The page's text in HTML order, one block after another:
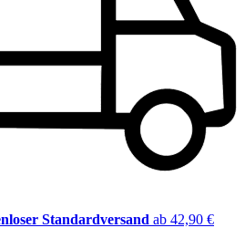
Standardversand ab 42,90 €